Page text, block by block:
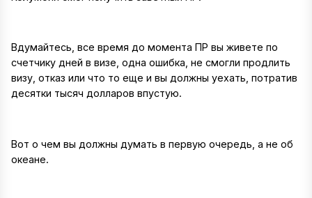
Вдумайтесь, все время до момента ПР вы живете по
счетчику дней в визе, одна ошибка, не смогли продлить
визу, отказ или что то еще и вы должны уехать, потратив
десятки тысяч долларов впустую.
Вот о чем вы должны думать в первую очередь, а не об
океане.